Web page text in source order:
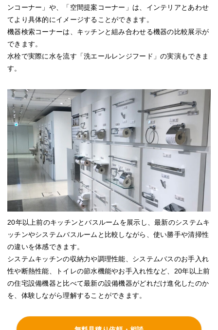
ンコーナー」や、「空間提案コーナー」は、インテリアとあわせ
てより具体的にイメージすることができます。
機器検索コーナーは、キッチンと組み合わせる機器の比較展示が
できます。
水栓で実際に水を流す「洗エールレンジフード」の実演もできま
す。
20年以上前のキッチンとバスルームを展示し、最新のシステムキ
ッチンやシステムバスルームと比較しながら、使い勝手や清掃性
の違いを体感できます。
システムキッチンの収納力や調理性能、システムバスのお手入れ
性や断熱性能、トイレの節水機能やお手入れ性など、20年以上前
の住宅設備機器と比べて最新の設備機器がどれだけ進化したのか
を、体験しながら理解することができます。